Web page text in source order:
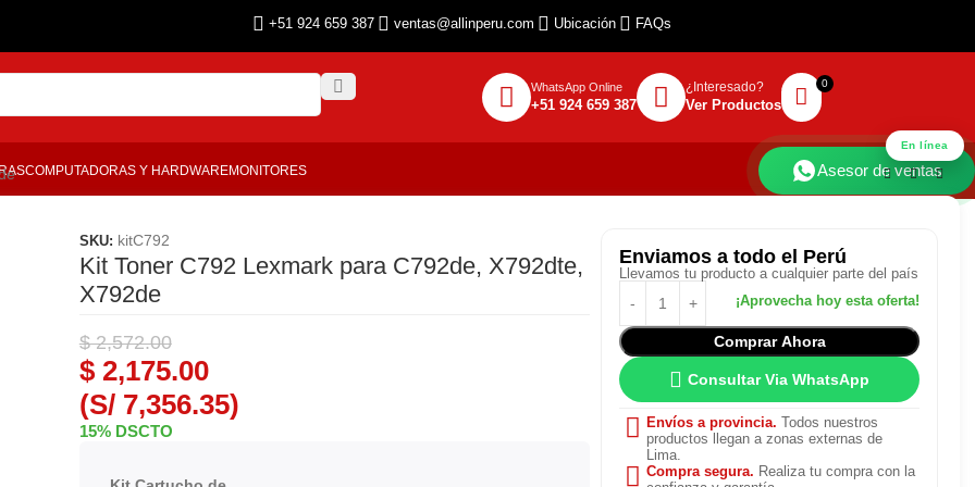
+51 924 659 387 ventas@allinperu.com Ubicación FAQs
WhatsApp Online
+51 924 659 387
¿Interesado?
Ver Productos
COMPUTADORAS Y HARDWAREMONITORES
En línea
Asesor de ventas
SKU: kitC792
Kit Toner C792 Lexmark para C792de, X792dte,
X792de
$2,572.00
$2,175.00
(S/ 7,356.35)
15% DSCTO
Enviamosa todo el Perú
Llevamos tu producto a cualquier parte del país
Comprar Ahora
Consultar Via WhatsApp
Envíos a provincia. Todos nuestros
productos llegan a zonas externas de
Lima.
Compra segura. Realiza tu compra con la